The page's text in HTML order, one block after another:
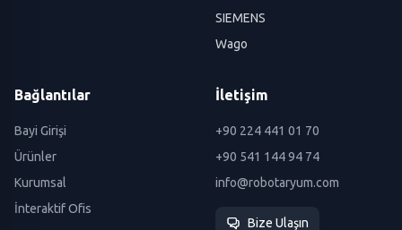
SIEMENS
Wago
Bağlantılar
Bayi Girişi
Ürünler
Kurumsal
İnteraktif Ofis
İletişim
+90 224 441 01 70
+90 541 144 94 74
info@robotaryum.com
Bize Ulaşın